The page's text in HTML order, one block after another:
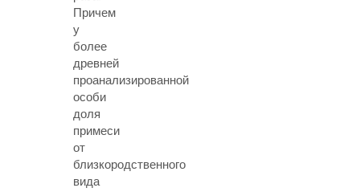
Причем
у
более
древней
проанализированной
особи
доля
примеси
от
близкородственного
вида